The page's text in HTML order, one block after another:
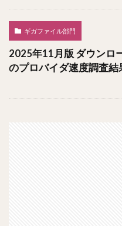
ギガファイル部門
2025年11月版 ダウンロ
のプロバイダ速度調査結